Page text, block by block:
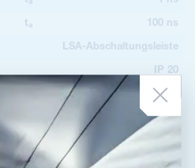
a
t a 100 ns
LSA-Abschaltungsleiste
IP 20
-40 / 70 °C
EN 61643-21+A1, A2:2013,
IEC 61643-21+A1, A2:2012
EC001625